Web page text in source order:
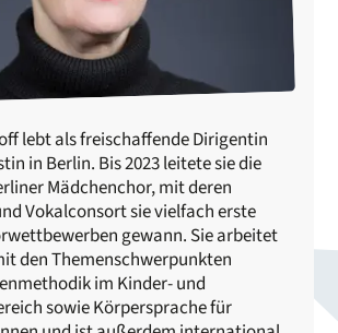
lebt als freischaffende Dirigentin
in Berlin. Bis 2023 leitete sie die
Mädchenchor, mit deren
Vokalconsort sie vielfach erste
gewann. Sie arbeitet
den Themenschwerpunkten
im Kinder- und
sowie Körpersprache für